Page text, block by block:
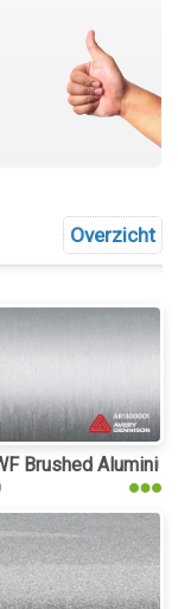
Overzicht
interieurfolie
Brushed